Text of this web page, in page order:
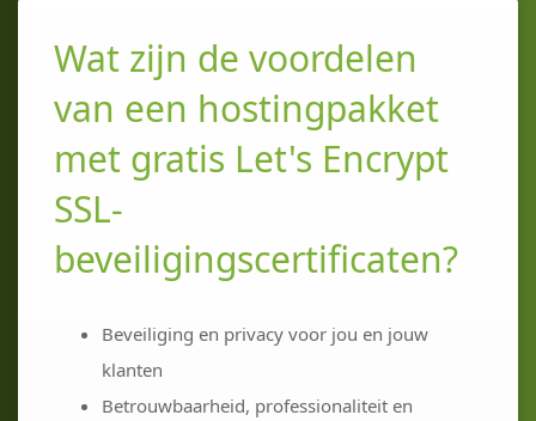
Wat zijn de voordelen
van een hostingpakket
met gratis Let's Encrypt
SSL-
beveiligingscertificaten?
Beveiliging en privacy voor jou en jouw
klanten
Betrouwbaarheid, professionaliteit en